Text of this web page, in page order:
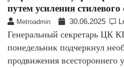
путем усиления стилевого
Metroadmin 30.06.2025
Генеральный секретарь ЦК
понедельник подчеркнул
продвижения всестороннего